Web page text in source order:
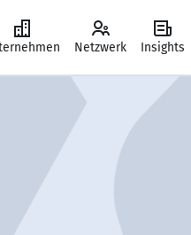
Netzwerk Insights